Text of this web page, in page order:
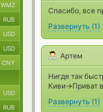
Спасибо, все
Развернуть (1)
Артем
Нигде так
Киви->Приват
Развернуть (1)
WMZ
RUB
USD
USD
CNY
USD
RUB